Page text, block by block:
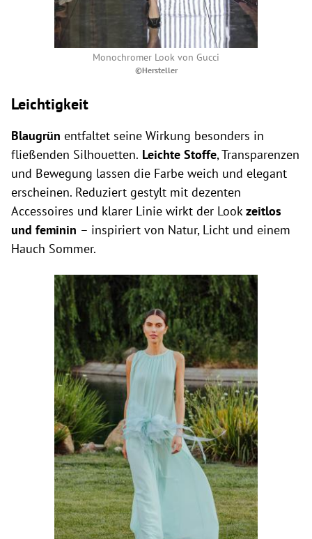
Monochromer Look von Gucci
©Hersteller
Leichtigkeit
Blaugrün entfaltet seine Wirkung besonders in
fließenden Silhouetten. Leichte Stoffe, Transparenzen
und Bewegung lassen die Farbe weich und elegant
erscheinen. Reduziert gestylt mit dezenten
Accessoires und klarer Linie wirkt der Look zeitlos
und feminin – inspiriert von Natur, Licht und einem
Hauch Sommer.